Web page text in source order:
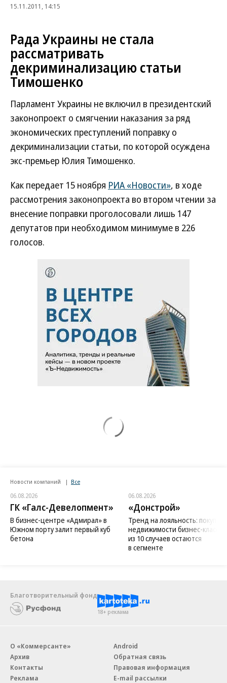
15.11.2011, 14:15
Рада Украины не стала
рассматривать
декриминализацию статьи
Тимошенко
Парламент Украины не включил в президентский
законопроект о смягчении наказания за ряд
экономических преступлений поправку о
декриминализации статьи, по которой осуждена
экс-премьер Юлия Тимошенко.
Как передает 15 ноября РИА «Новости», в ходе
рассмотрения законопроекта во втором чтении за
внесение поправки проголосовали лишь 147
депутатов при необходимом минимуме в 226
голосов.
Новости компаний Все
06.08.2026
ГК «Галс-Девелопмент»
В бизнес-центре «Адмирал» в
Южном порту залит первый куб
бетона
06.08.2026
«Донстрой»
Тренд на лояльность:
недвижимости бизнес-класса
из 10 случаев остаются
в сегменте
Благотворительный фонд
18+ реклама
О «Коммерсанте»
Архив
Контакты
Реклама
Android
Обратная связь
Правовая информация
E-mail рассылки